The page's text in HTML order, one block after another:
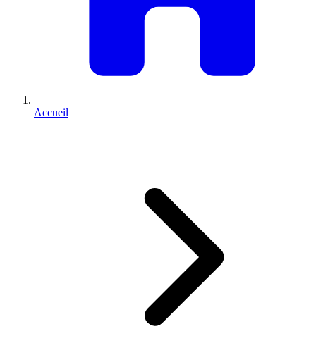
Accueil